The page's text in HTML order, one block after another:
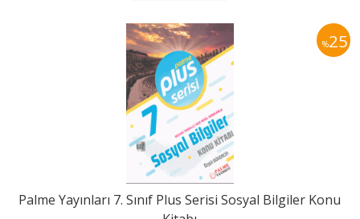
%25
Palme Yayınları 7. Sınıf Plus Serisi Sosyal Bilgiler Konu